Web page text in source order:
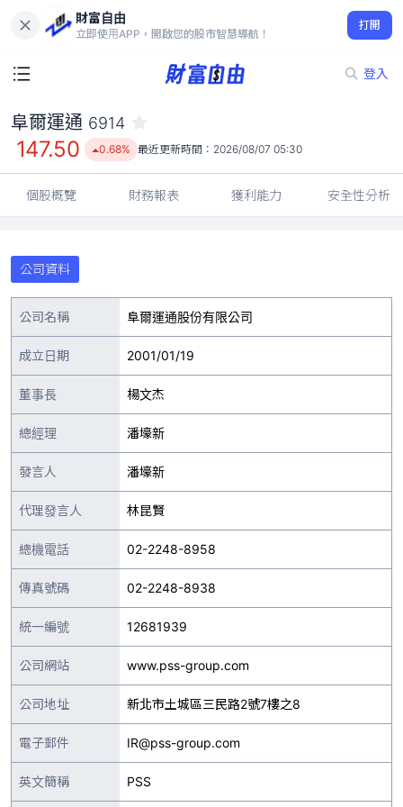
財富自由
立即使用APP，開啟您的股市智慧導航！
打開
登入
147.50
0.68%
阜爾運通 6914
147.50 0.68% 最近更新時間： 2026/08/07 05:30
個股概覽 財務報表 獲利能力 安全性分析
公司資料
公司名稱 阜爾運通股份有限公司
成立日期 2001/01/19
董事長 楊文杰
總經理 潘壕新
發言人 潘壕新
代理發言人 林昆賢
總機電話 02-2248-8958
傳真號碼 02-2248-8938
統一編號 12681939
公司網站 www.pss-group.com
公司地址 新北市土城區三民路2號7樓之8
電子郵件 IR@pss-group.com
英文簡稱 PSS